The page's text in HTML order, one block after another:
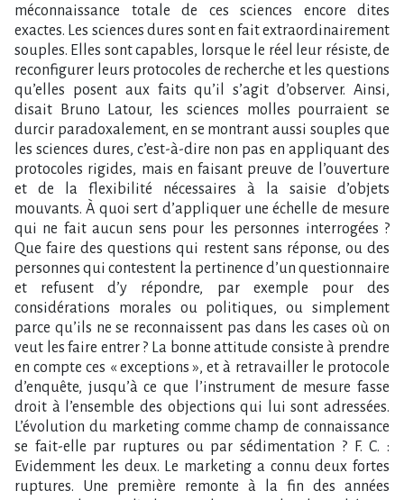
méconnaissance totale de ces sciences encore dites
exactes. Les sciences dures sont en fait extraordinairement
souples. Elles sont capables, lorsque le réel leur résiste, de
reconfigurer leurs protocoles de recherche et les questions
qu’elles posent aux faits qu’il s’agit d’observer. Ainsi,
disait Bruno Latour, les sciences molles pourraient se
durcir paradoxalement, en se montrant aussi souples que
les sciences dures, c’est-à-dire non pas en appliquant des
protocoles rigides, mais en faisant preuve de l’ouverture
et de la flexibilité nécessaires à la saisie d’objets
mouvants. À quoi sert d’appliquer une échelle de mesure
qui ne fait aucun sens pour les personnes interrogées ?
Que faire des questions qui restent sans réponse, ou des
personnes qui contestent la pertinence d’un questionnaire
et refusent d’y répondre, par exemple pour des
considérations morales ou politiques, ou simplement
parce qu’ils ne se reconnaissent pas dans les cases où on
veut les faire entrer ? La bonne attitude consiste à prendre
en compte ces « exceptions », et à retravailler le protocole
d’enquête, jusqu’à ce que l’instrument de mesure fasse
droit à l’ensemble des objections qui lui sont adressées.
L’évolution du marketing comme champ de connaissance
se fait-elle par ruptures ou par sédimentation ? F. C. :
Evidemment les deux. Le marketing a connu deux fortes
ruptures. Une première remonte à la fin des années